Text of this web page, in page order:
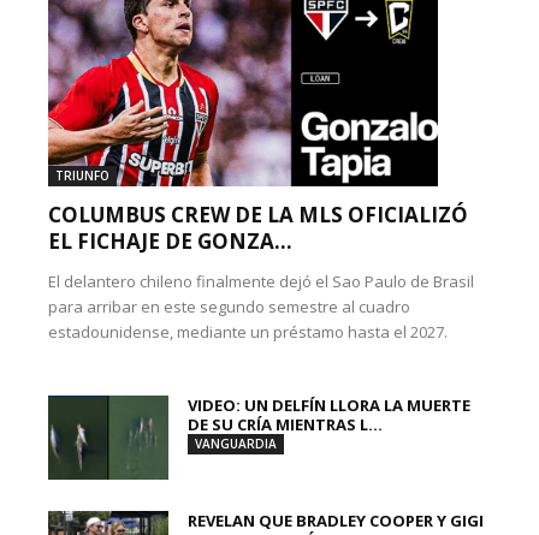
TRIUNFO
COLUMBUS CREW DE LA MLS OFICIALIZÓ
EL FICHAJE DE GONZA...
El delantero chileno finalmente dejó el Sao Paulo de Brasil
para arribar en este segundo semestre al cuadro
estadounidense, mediante un préstamo hasta el 2027.
VIDEO: UN DELFÍN LLORA LA MUERTE
DE SU CRÍA MIENTRAS L...
VANGUARDIA
REVELAN QUE BRADLEY COOPER Y GIGI